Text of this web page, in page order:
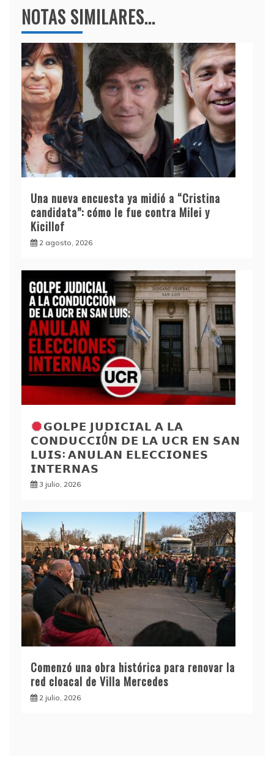
NOTAS SIMILARES...
Una nueva encuesta ya midió a “Cristina
candidata”: cómo le fue contra Milei y
Kicillof
2 agosto, 2026
𝗚𝗢𝗟𝗣𝗘 𝗝𝗨𝗗𝗜𝗖𝗜𝗔𝗟 𝗔 𝗟𝗔
𝗖𝗢𝗡𝗗𝗨𝗖𝗖𝗜Ó𝗡 𝗗𝗘 𝗟𝗔 𝗨𝗖𝗥 𝗘𝗡 𝗦𝗔𝗡
𝗟𝗨𝗜𝗦: 𝗔𝗡𝗨𝗟𝗔𝗡 𝗘𝗟𝗘𝗖𝗖𝗜𝗢𝗡𝗘𝗦
𝗜𝗡𝗧𝗘𝗥𝗡𝗔𝗦
3 julio, 2026
Comenzó una obra histórica para renovar la
red cloacal de Villa Mercedes
2 julio, 2026